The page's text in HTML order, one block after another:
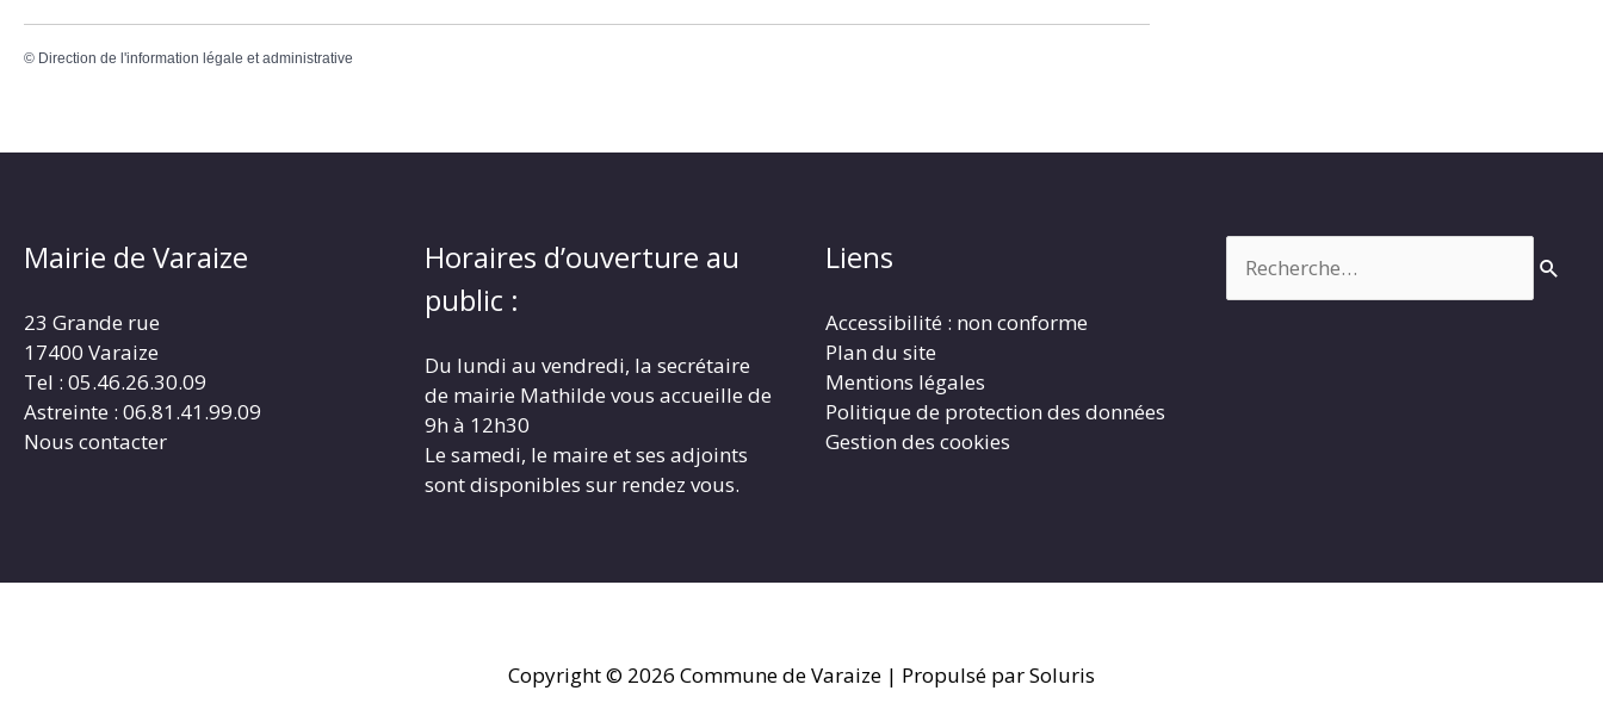
© Direction de l'information légale et administrative
Mairie de Varaize
23 Grande rue
17400 Varaize
Tel : 05.46.26.30.09
Astreinte : 06.81.41.99.09
Nous contacter
Horaires d’ouverture au
public :
Du lundi au vendredi, la secrétaire
de mairie Mathilde vous accueille de
9h à 12h30
Le samedi, le maire et ses adjoints
sont disponibles sur rendez vous.
Liens
Accessibilité : non conforme
Plan du site
Mentions légales
Politique de protection des données
Gestion des cookies
Copyright © 2026 Commune de Varaize | Propulsé par Soluris